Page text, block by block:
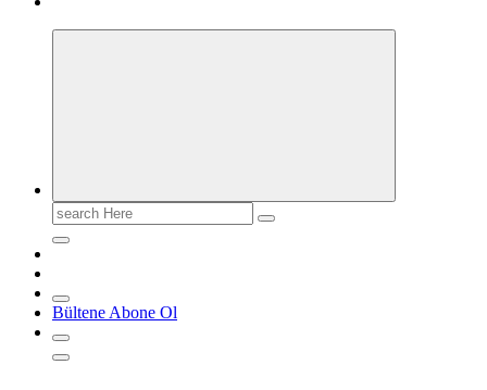
Search
for:
Bültene Abone Ol